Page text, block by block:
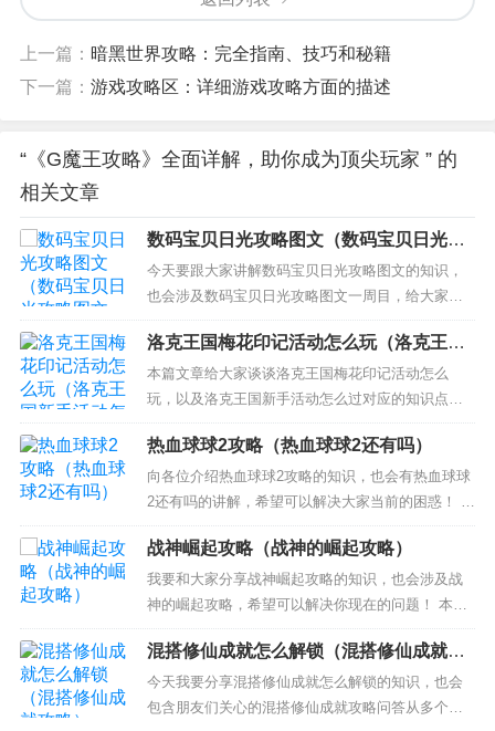
上一篇： 暗黑世界攻略：完全指南、技巧和秘籍
下一篇： 游戏攻略区：详细游戏攻略方面的描述
“《G魔王攻略》全面详解，助你成为顶尖玩家 ” 的
相关文章
数码宝贝日光攻略图文（数码宝贝日光攻
略图文一周目）
今天要跟大家讲解数码宝贝日光攻略图文的知识，
也会涉及数码宝贝日光攻略图文一周目，给大家不
一样的解决方案！ 本文目录一览： 1、数码宝贝日
光图文攻略 2、求数码宝贝日光版 图文攻略 3、数
码宝贝日光攻略 数码宝贝日光图文攻略 身为ライト
ファング一员的主角来到斗技场后，和朋友一起观
看了一场比赛...
洛克王国梅花印记活动怎么玩（洛克王国
新手活动怎么过）
本篇文章给大家谈谈洛克王国梅花印记活动怎么
玩，以及洛克王国新手活动怎么过对应的知识点，
希望对各位有所帮助，不要忘了收藏本站喔。 本文
目录一览： 1、洛克王国冬至数九颜料最佳配比 2、
洛克王国梦里的颜色活动在哪 3、洛克王国梅花印章
有什么用 4、2015洛克王国近期有什厶活动 洛克王
国冬...
热血球球2攻略（热血球球2还有吗）
向各位介绍热血球球2攻略的知识，也会有热血球球
2还有吗的讲解，希望可以解决大家当前的困惑！ 本
文目录一览： 1、热血球球2攻守怎么玩全攻略 攻守
各位置完全讲解 2、热血球球2攻略 3、热血足球2怎
么玩？ 热血球球2攻守怎么玩全攻略 攻守各位置完
全讲解 2-3-1C由单前锋 双前腰 单后腰...
战神崛起攻略（战神的崛起攻略）
我要和大家分享战神崛起攻略的知识，也会涉及战
神的崛起攻略，希望可以解决你现在的问题！ 本文
目录一览： 1、战神崛起3.0巅峰半仙怎么做?? 2、
战神崛起4.1攻略跑跑神器怎么用 3、我的世界冒险
者传说阿瑞斯怎么获得 4、战神的崛起4.1通关攻略
5、求魔兽争霸3冰封王座，战神的崛起...
混搭修仙成就怎么解锁（混搭修仙成就攻
略）
今天我要分享混搭修仙成就怎么解锁的知识，也会
包含朋友们关心的混搭修仙成就攻略问答从多个角